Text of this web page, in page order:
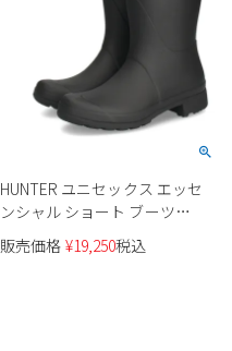
HUNTER ユニセックス エッセ
ンシャル ショート ブーツ
UFS2406RMA レディース
販売価格 ¥19,250税込